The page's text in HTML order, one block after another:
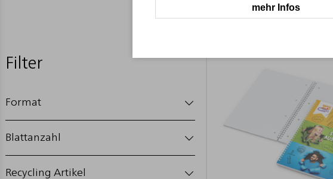
Filter
Format
Blattanzahl
Recycling Artikel
mehr Infos